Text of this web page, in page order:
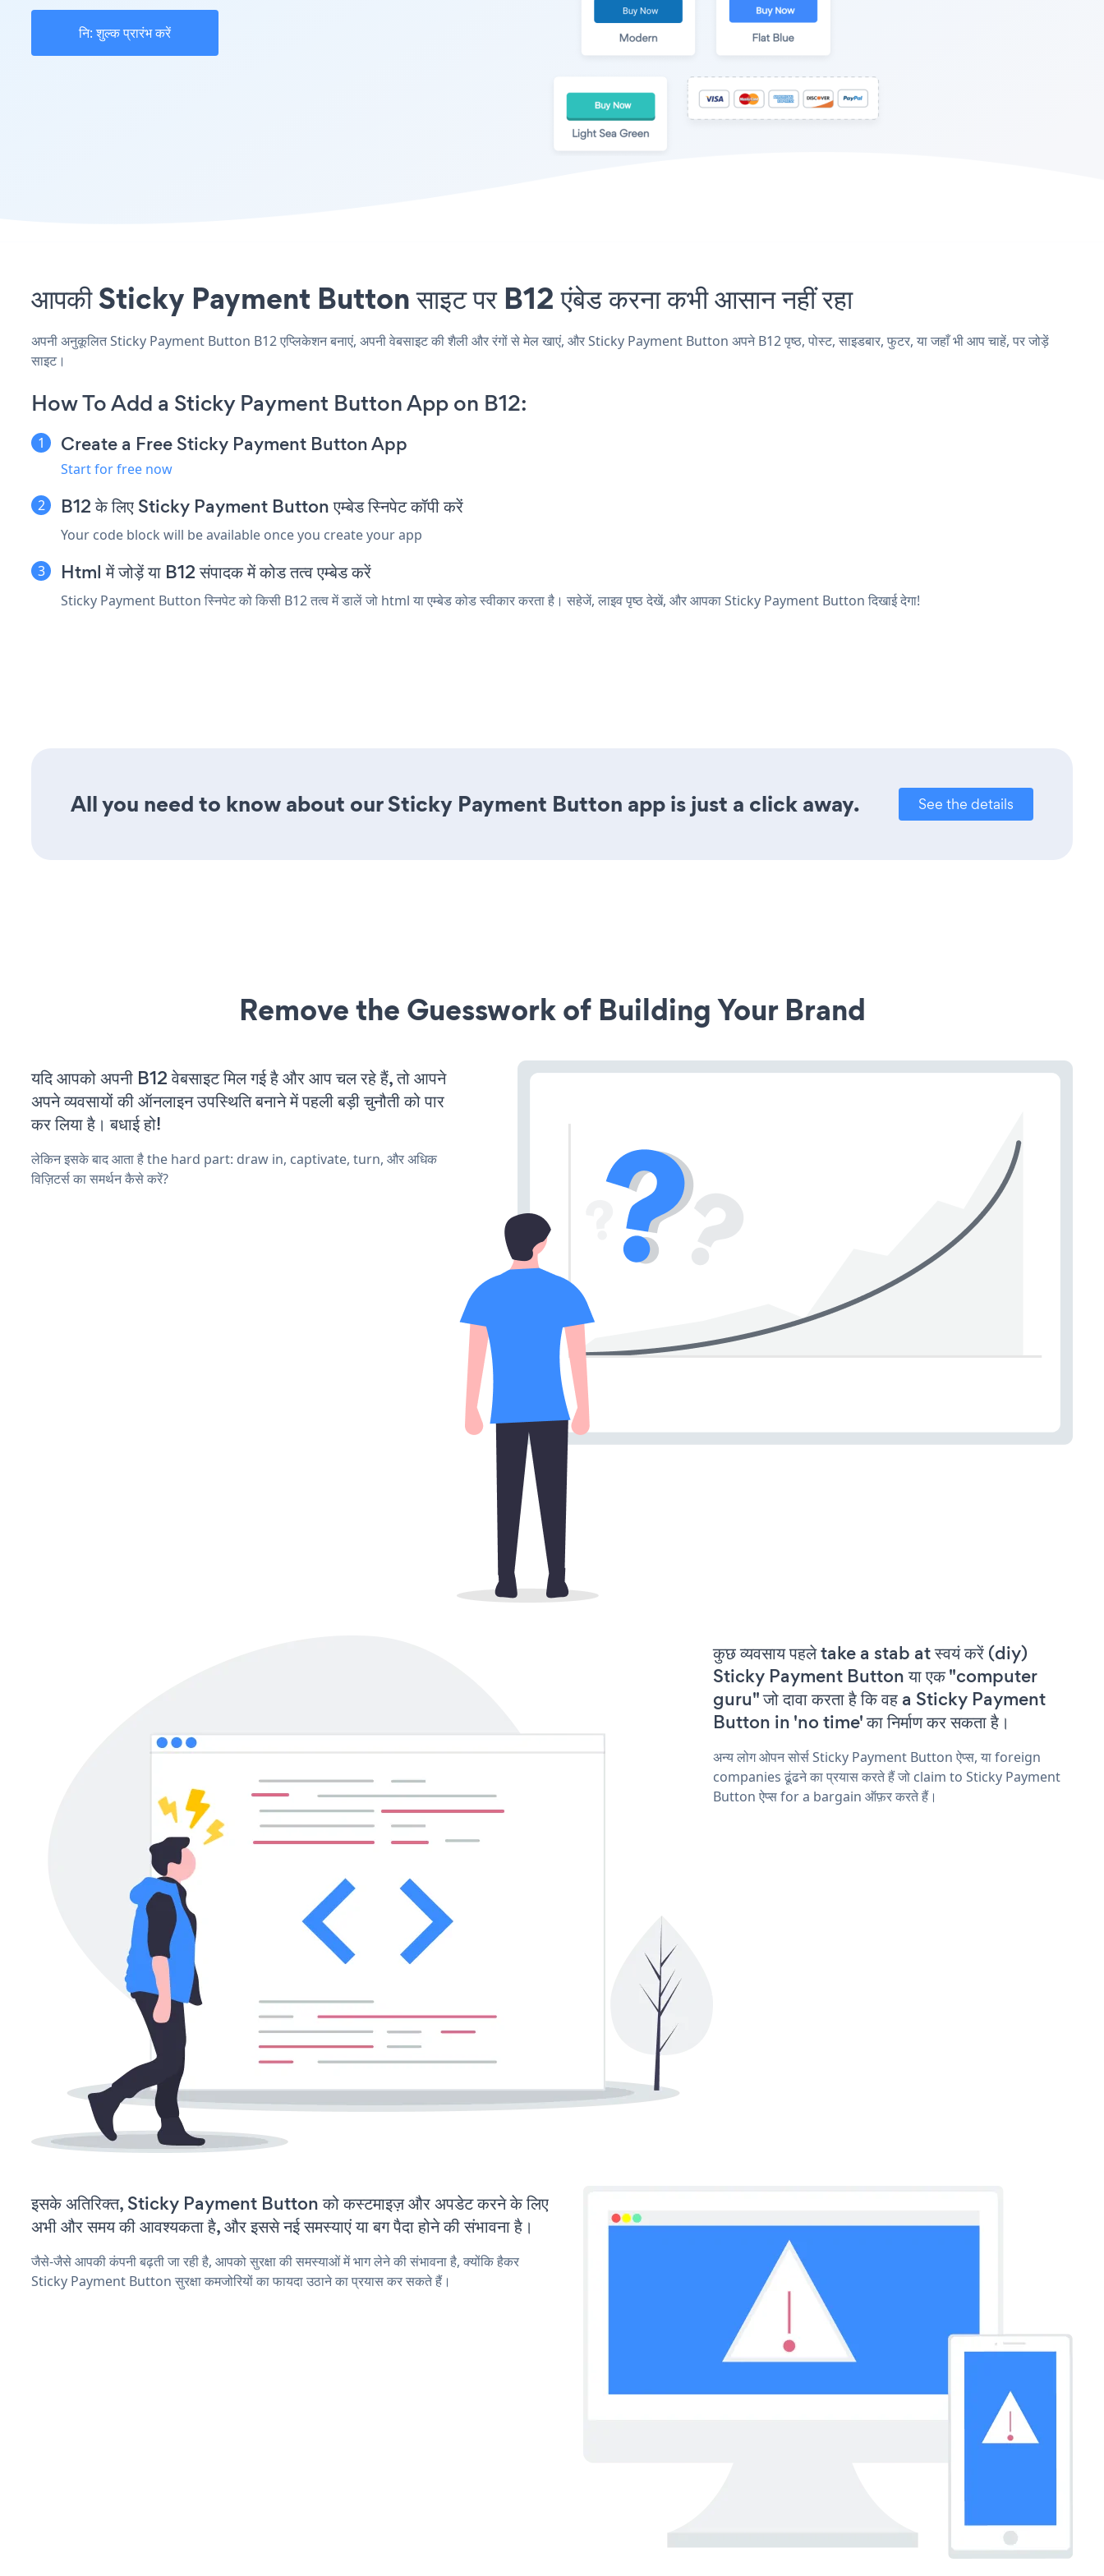
नि: शुल्क प्रारंभ करें
आपकी Sticky Payment Button साइट पर B12 एंबेड करना कभी आसान नहीं रहा
अपनी अनुकूलित Sticky Payment Button B12 एप्लिकेशन बनाएं, अपनी वेबसाइट की शैली और रंगों से मेल खाएं, और Sticky Payment Button अपने B12 पृष्ठ, पोस्ट, साइडबार, फुटर, या जहाँ भी आप चाहें, पर जोड़ें
साइट।
How To Add a Sticky Payment Button App on B12:
Create a Free Sticky Payment Button App
Start for free now
B12 के लिए Sticky Payment Button एम्बेड स्निपेट कॉपी करें
Your code block will be available once you create your app
Html में जोड़ें या B12 संपादक में कोड तत्व एम्बेड करें
Sticky Payment Button स्निपेट को किसी B12 तत्व में डालें जो html या एम्बेड कोड स्वीकार करता है। सहेजें, लाइव पृष्ठ देखें, और आपका Sticky Payment Button दिखाई देगा!
All you need to know about our Sticky Payment Button app is just a click away. See the details
Remove the Guesswork of Building Your Brand
यदि आपको अपनी B12 वेबसाइट मिल गई है और आप चल रहे हैं, तो आपने
अपने व्यवसायों की ऑनलाइन उपस्थिति बनाने में पहली बड़ी चुनौती को पार
कर लिया है। बधाई हो!
लेकिन इसके बाद आता है the hard part: draw in, captivate, turn, और अधिक
विज़िटर्स का समर्थन कैसे करें?
कुछ व्यवसाय पहले take a stab at स्वयं करें (diy)
Sticky Payment Button या एक "computer
guru" जो दावा करता है कि वह a Sticky Payment
Button in 'no time' का निर्माण कर सकता है।
अन्य लोग ओपन सोर्स Sticky Payment Button ऐप्स, या foreign
companies ढूंढने का प्रयास करते हैं जो claim to Sticky Payment
Button ऐप्स for a bargain ऑफ़र करते हैं।
इसके अतिरिक्त, Sticky Payment Button को कस्टमाइज़ और अपडेट करने के लिए
अभी और समय की आवश्यकता है, और इससे नई समस्याएं या बग पैदा होने की संभावना है।
जैसे-जैसे आपकी कंपनी बढ़ती जा रही है, आपको सुरक्षा की समस्याओं में भाग लेने की संभावना है, क्योंकि हैकर
Sticky Payment Button सुरक्षा कमजोरियों का फायदा उठाने का प्रयास कर सकते हैं।